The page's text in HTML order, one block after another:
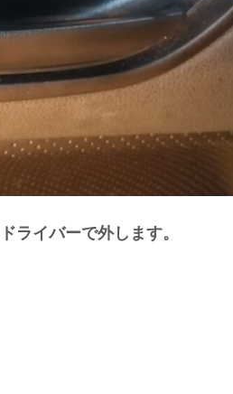
ライバーで外します。